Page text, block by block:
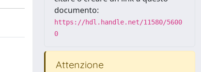
documento:
https://hdl.handle.net/11580/5600
0
Attenzione